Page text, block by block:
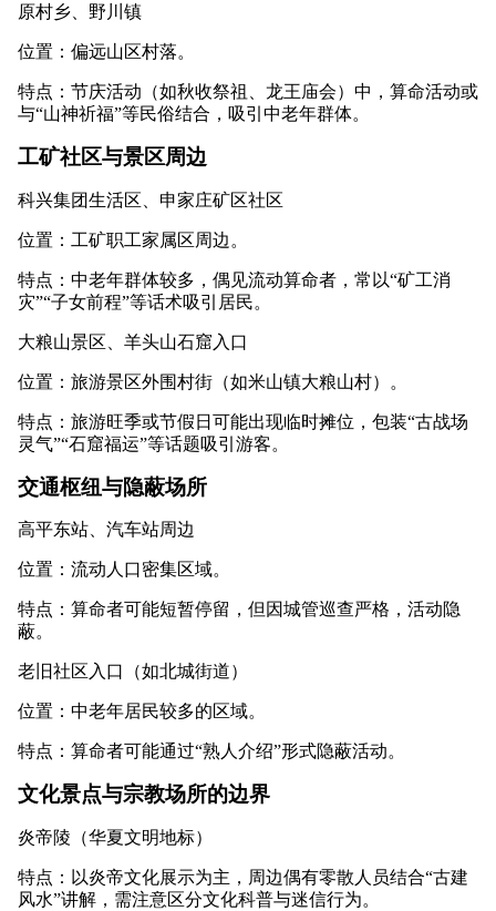
原村乡、野川镇
位置：偏远山区村落。
特点：节庆活动（如秋收祭祖、龙王庙会）中，算命活动或
与“山神祈福”等民俗结合，吸引中老年群体。
工矿社区与景区周边
科兴集团生活区、申家庄矿区社区
位置：工矿职工家属区周边。
特点：中老年群体较多，偶见流动算命者，常以“矿工消
灾”“子女前程”等话术吸引居民。
大粮山景区、羊头山石窟入口
位置：旅游景区外围村街（如米山镇大粮山村）。
特点：旅游旺季或节假日可能出现临时摊位，包装“古战场
灵气”“石窟福运”等话题吸引游客。
交通枢纽与隐蔽场所
高平东站、汽车站周边
位置：流动人口密集区域。
特点：算命者可能短暂停留，但因城管巡查严格，活动隐
蔽。
老旧社区入口（如北城街道）
位置：中老年居民较多的区域。
特点：算命者可能通过“熟人介绍”形式隐蔽活动。
文化景点与宗教场所的边界
炎帝陵（华夏文明地标）
特点：以炎帝文化展示为主，周边偶有零散人员结合“古建
风水”讲解，需注意区分文化科普与迷信行为。